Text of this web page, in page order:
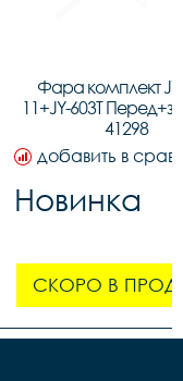
Фара комплект
11+JY-603T
41298
добавить в
Новинка
СКОРО В